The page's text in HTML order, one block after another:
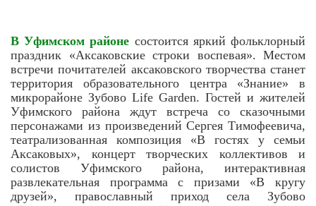
В Уфимском районе состоится яркий фольклорный
праздник «Аксаковские строки воспевая». Местом
встречи почитателей аксаковского творчества станет
территория образовательного центра «Знание» в
микрорайоне Зубово Life Garden. Гостей и жителей
Уфимского района ждут встреча со сказочными
персонажами из произведений Сергея Тимофеевича,
театрализованная композиция «В гостях у семьи
Аксаковых», концерт творческих коллективов и
солистов Уфимского района, интерактивная
развлекательная программа с призами «В кругу
друзей», православный приход села Зубово